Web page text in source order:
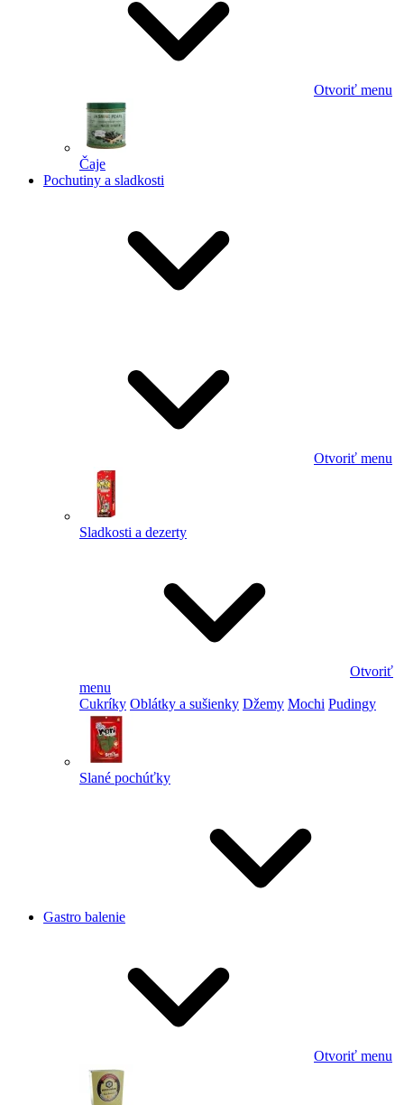
Otvoriť menu
Čaje
Pochutiny a sladkosti
Otvoriť menu
Sladkosti a dezerty
Otvoriť
menu
Cukríky Oblátky a sušienky Džemy Mochi Pudingy
Slané pochúťky
Gastro balenie
Otvoriť menu